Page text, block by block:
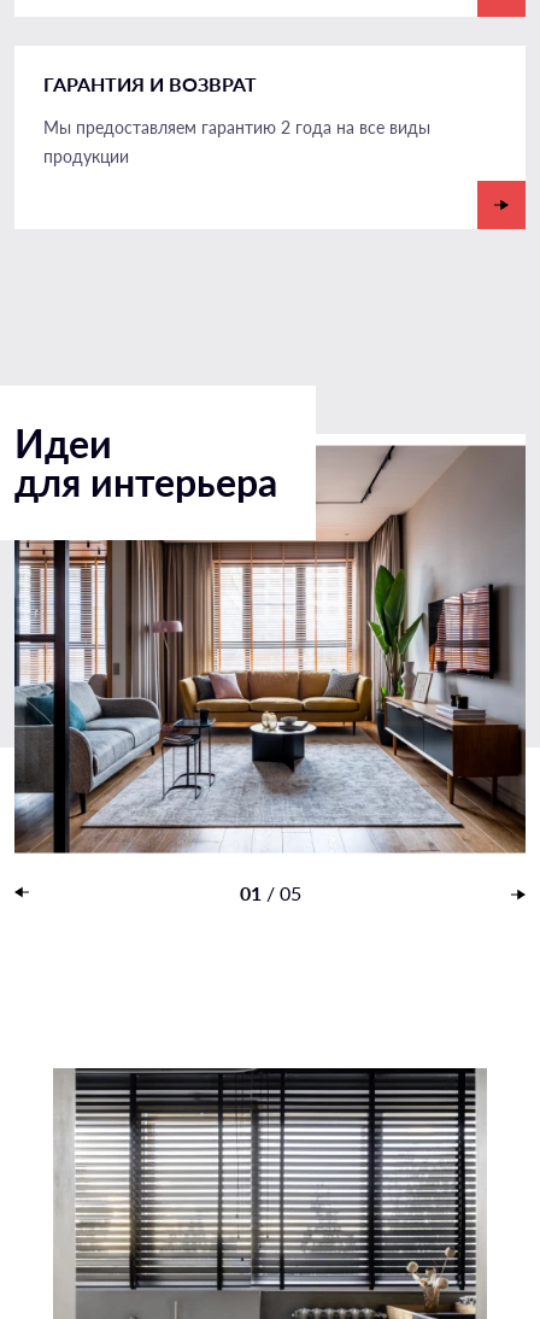
ГАРАНТИЯ И ВОЗВРАТ
Мы предоставляем гарантию 2 года на все виды
продукции
Идеи
для интерьера
01 / 05